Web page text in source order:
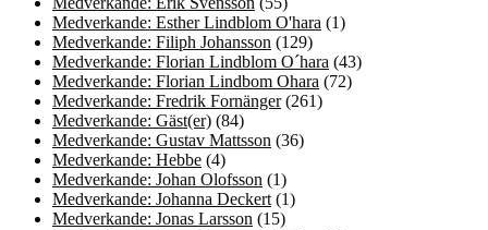
Medverkande: Esther Lindblom O'hara (1)
Medverkande: Filiph Johansson (129)
Medverkande: Florian Lindblom O´hara (43)
Medverkande: Florian Lindbom Ohara (72)
Medverkande: Fredrik Fornänger(261)
Medverkande: Gäst(er) (84)
Medverkande: Gustav Mattsson (36)
Medverkande: Hebbe (4)
Medverkande: Johan Olofsson (1)
Medverkande: Johanna Deckert (1)
Medverkande: Jonas Larsson (15)